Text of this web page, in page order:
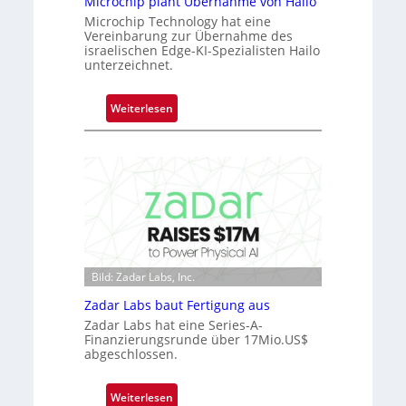
c
t
s
S
r
i
B
-
R
u
n
e
ü
b
e
r
i
m
m
a
r
k
V
i
s
i
o
n
Microchip Technology hat eine
Vereinbarung zur Übernahme des
israelischen Edge-KI-Spezialisten Hailo
unterzeichnet.
Weiterlesen:
M
o
c
h
i
p
a
n
Ü
Bild: Zadar Labs, Inc.
Zadar Labs baut Fertigung aus
Zadar Labs hat eine Series-A-
Finanzierungsrunde über 17Mio.US$
abgeschlossen.
Weiterlesen: